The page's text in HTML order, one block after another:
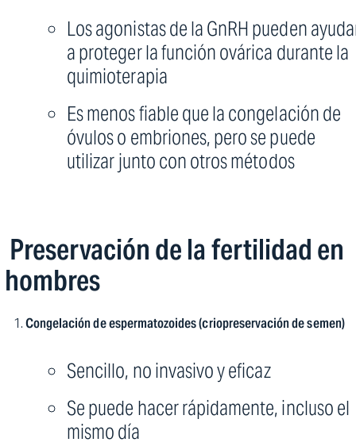
Los agonistas de la GnRH pueden
a proteger la función ovárica durante la
quimioterapia
Es menos fiable que la congelación de
óvulos o embriones, pero se puede
utilizar junto con otros métodos
‍ Preservación de la fertilidad en
hombres
Congelación de espermatozoides (criopreservación de semen)
Sencillo, no invasivo y eficaz
Se puede hacer rápidamente, incluso el
mismo día